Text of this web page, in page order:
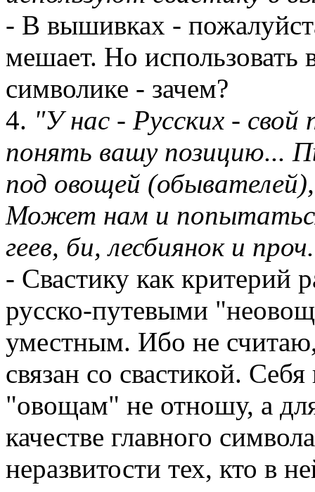
- В вышивках -
мешает. Но использовать
символике - зачем?
4. "У нас - Русских -
понять вашу позицию...
под овощей
Может нам и
геев, би, лесбиянок и
- Свастику как критерий
русско-путевыми
уместным. Ибо не
связан со свастикой.
"овощам" не отношу, а
качестве главного
неразвитости тех, кто в